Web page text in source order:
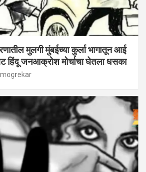
मुलगी मुंबईच्या कुर्ला भागातून आई
हिंदू जनआक्रोश मोर्चाचा घेतला धसका